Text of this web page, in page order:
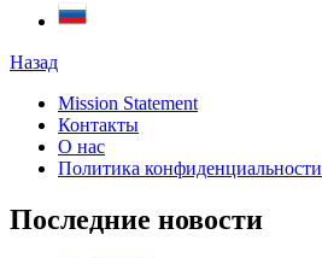
Назад
Mission Statement
Контакты
О нас
Политика конфиденциальности
Последние новости